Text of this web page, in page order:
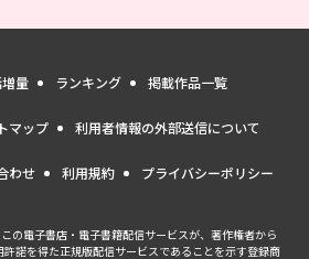
量 ランキング 掲載作品一覧
マップ 利用者情報の外部送信について
わせ 利用規約 プライバシーポリシー
の電子書店・電子書籍配信サービスが、著作権者から
許諾を得た正規版配信サービスであることを示す登録商